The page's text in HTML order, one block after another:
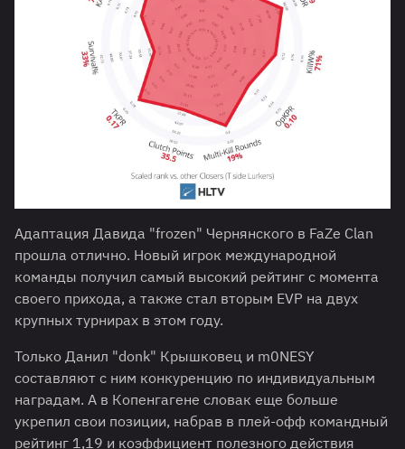
Адаптация Давида "frozen" Чернянского в FaZe Clan
прошла отлично. Новый игрок международной
команды получил самый высокий рейтинг с момента
своего прихода, а также стал вторым EVP на двух
крупных турнирах в этом году.
Только Данил "⁠donk⁠" Крышковец и m0NESY
составляют с ним конкуренцию по индивидуальным
наградам. А в Копенгагене словак еще больше
укрепил свои позиции, набрав в плей-офф командный
рейтинг 1,19 и коэффициент полезного действия